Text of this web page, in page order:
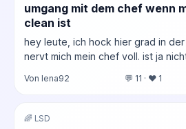
umgang mit dem chef wenn
clean ist
hey leute, ich hock hier grad in
nervt mich mein chef voll. ist ja
Von lena92 💬 11 · ❤️ 1
🌈 LSD